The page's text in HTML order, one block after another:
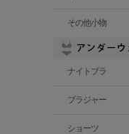
その他小物
ナイトブラ
ブラジャー
ショーツ